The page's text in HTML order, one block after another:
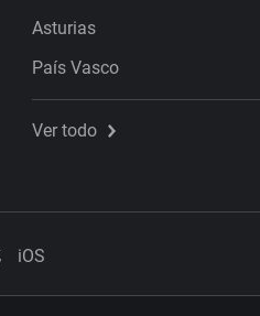
Asturias
País Vasco
Ver todo
iOS